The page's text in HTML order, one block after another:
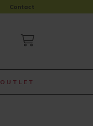
Contact
OUTLET